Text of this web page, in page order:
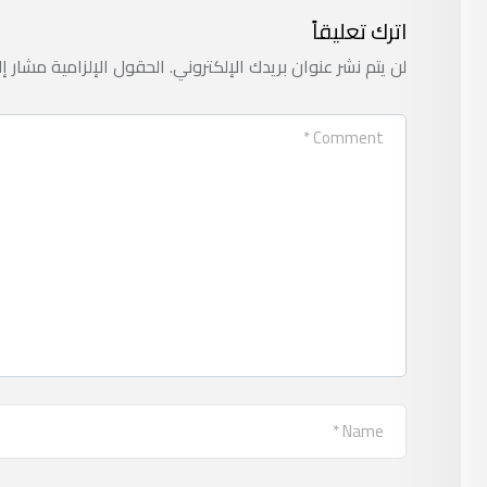
اترك تعليقاً
لن يتم نشر عنوان بريدك الإلكتروني.الحقول الإلزامية مشار